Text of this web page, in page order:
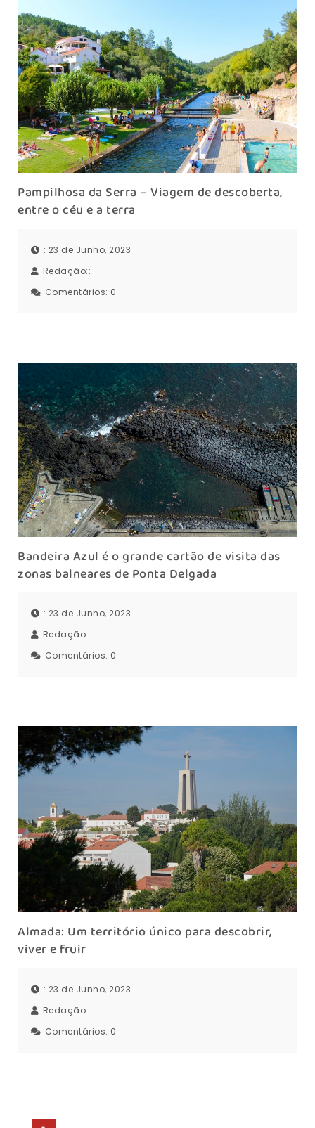
Pampilhosa da Serra – Viagem de descoberta,
entre o céu e a terra
: 23 de Junho, 2023
Redação::
Comentários: 0
Bandeira Azul é o grande cartão de visita das
zonas balneares de Ponta Delgada
: 23 de Junho, 2023
Redação::
Comentários: 0
Almada: Um território único para descobrir,
viver e fruir
: 23 de Junho, 2023
Redação::
Comentários: 0